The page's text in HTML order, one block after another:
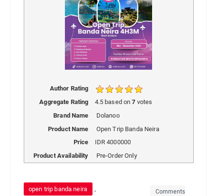
Author Rating
Aggregate Rating
4.5 based on7 votes
Brand Name
Dolanoo
Product Name
Open Trip Banda Neira
Price
IDR 4000000
Product Availability
Pre-Order Only
open trip banda neira ,
Comments